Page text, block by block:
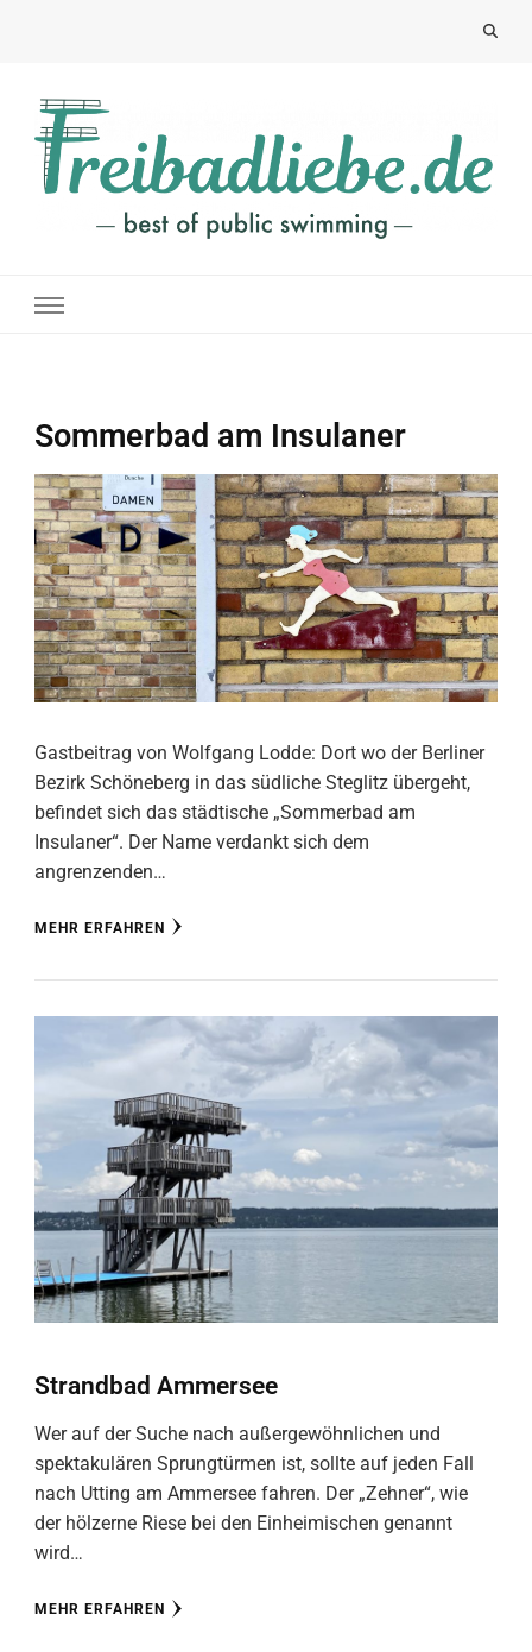
Sommerbad am Insulaner
Gastbeitrag von Wolfgang Lodde: Dort wo der Berliner
Bezirk Schöneberg in das südliche Steglitz übergeht,
befindet sich das städtische „Sommerbad am
Insulaner“. Der Name verdankt sich dem
angrenzenden…
MEHR ERFAHREN
Strandbad Ammersee
Wer auf der Suche nach außergewöhnlichen und
spektakulären Sprungtürmen ist, sollte auf jeden Fall
nach Utting am Ammersee fahren. Der „Zehner“, wie
der hölzerne Riese bei den Einheimischen genannt
wird…
MEHR ERFAHREN